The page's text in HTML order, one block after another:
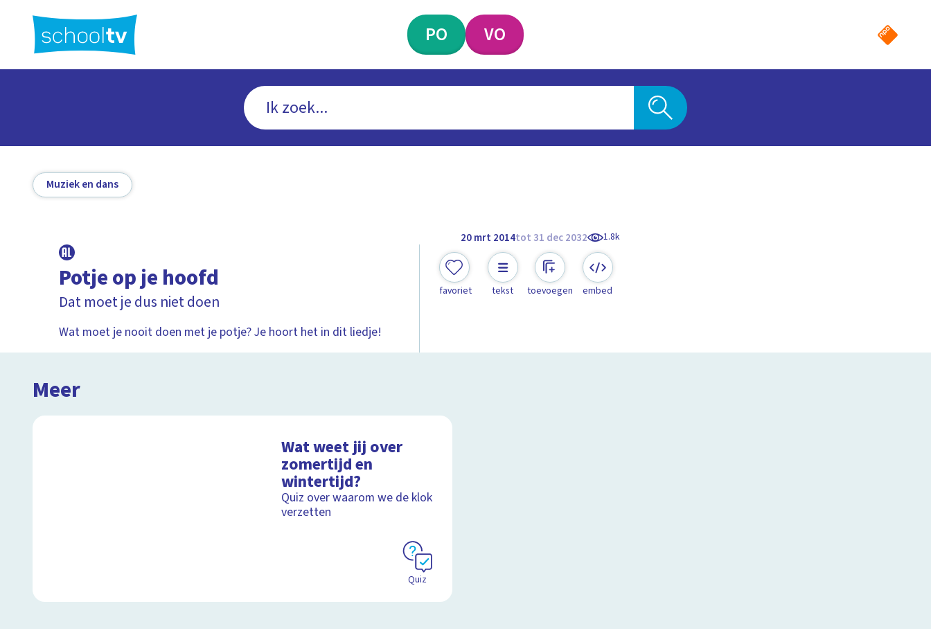
hoofdinhoud
PO VO
Muziek en dans
20 mrt 2014tot 31 dec 2032 1.8k
Potje op je hoofd
Dat moet je dus niet doen
Wat moet je nooit doen met je potje? Je hoort het in dit liedje!
favoriet tekst toevoegen embed
Meer
Wat weet jij over
zomertijd en
wintertijd?
Quiz over waarom we de klok
verzetten
Quiz